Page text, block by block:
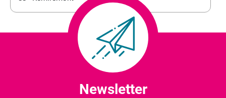
Newsletter